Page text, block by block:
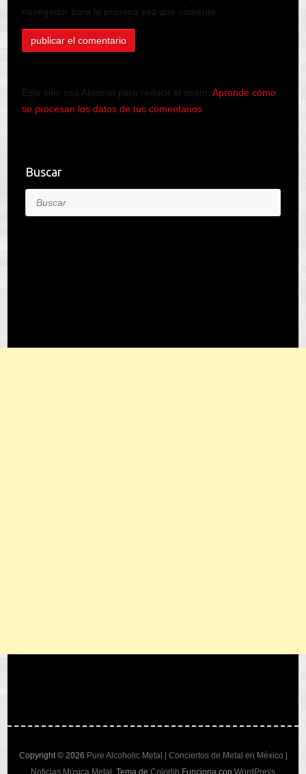
navegador para la próxima vez que comente.
Este sitio usa Akismet para reducir el spam. Aprende cómo
se procesan los datos de tus comentarios.
Buscar
Buscar
Copyright © 2026 Pure Alcoholic Metal | Conciertos de Metal en México |
Noticias Música Metal
. Tema de Colorlib Funciona con WordPress